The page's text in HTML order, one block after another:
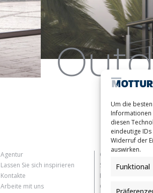
Um die
Informationen
diesen
eindeutige
Widerruf der
auswirken.
Funktional
Agentur
Lassen Sie sich inspirieren
Kontakte
Arbeite mit uns
Customer
Supplier
Information for
Contact Information